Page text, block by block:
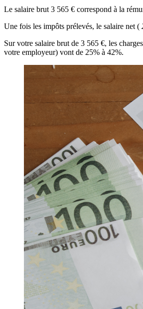
Le salaire brut 3 565 € correspond à la
Une fois les impôts prélevés, le salaire net (
Sur votre salaire brut de 3 565 €, les
votre employeur) vont de 25% à 42%.